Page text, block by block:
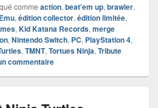
comme action, beat'em up, brawler,
, édition collector, édition limitée,
, Kid Katana Records, merge
, Nintendo Switch, PC, PlayStation 4,
, TMNT, Tortues Ninja, Tribute
commentaire